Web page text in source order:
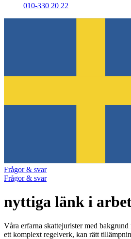
010-330 20 22
Frågor & svar
Frågor & svar
nyttiga länk i
Våra erfarna skattejurister med
ett komplext regelverk, kan rätt